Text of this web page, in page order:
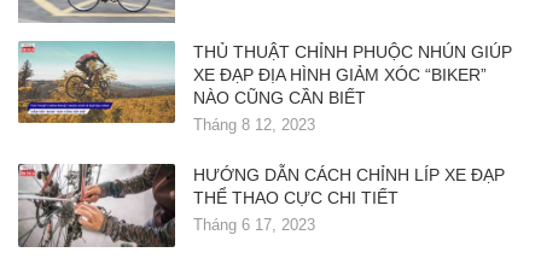
THỦ THUẬT CHỈNH PHUỘC NHÚN GIÚP
XE ĐẠP ĐỊA HÌNH GIẢM XÓC “BIKER”
NÀO CŨNG CẦN BIẾT
Tháng 8 12, 2023
HƯỚNG DẪN CÁCH CHỈNH LÍP XE ĐẠP
THỂ THAO CỰC CHI TIẾT
Tháng 6 17, 2023